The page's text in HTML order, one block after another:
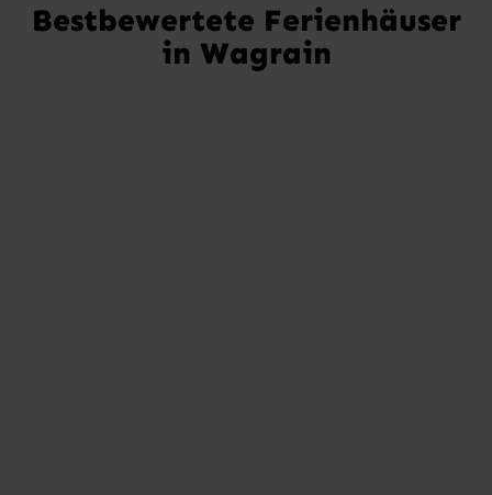
Bestbewertete Ferienhäuser
in Wagrain